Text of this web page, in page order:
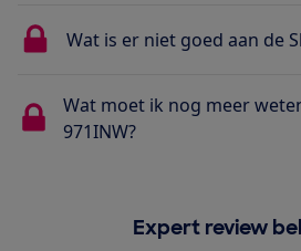
Wat is er niet goed aan de
Wat moet ik nog meer
971INW?
Expert review